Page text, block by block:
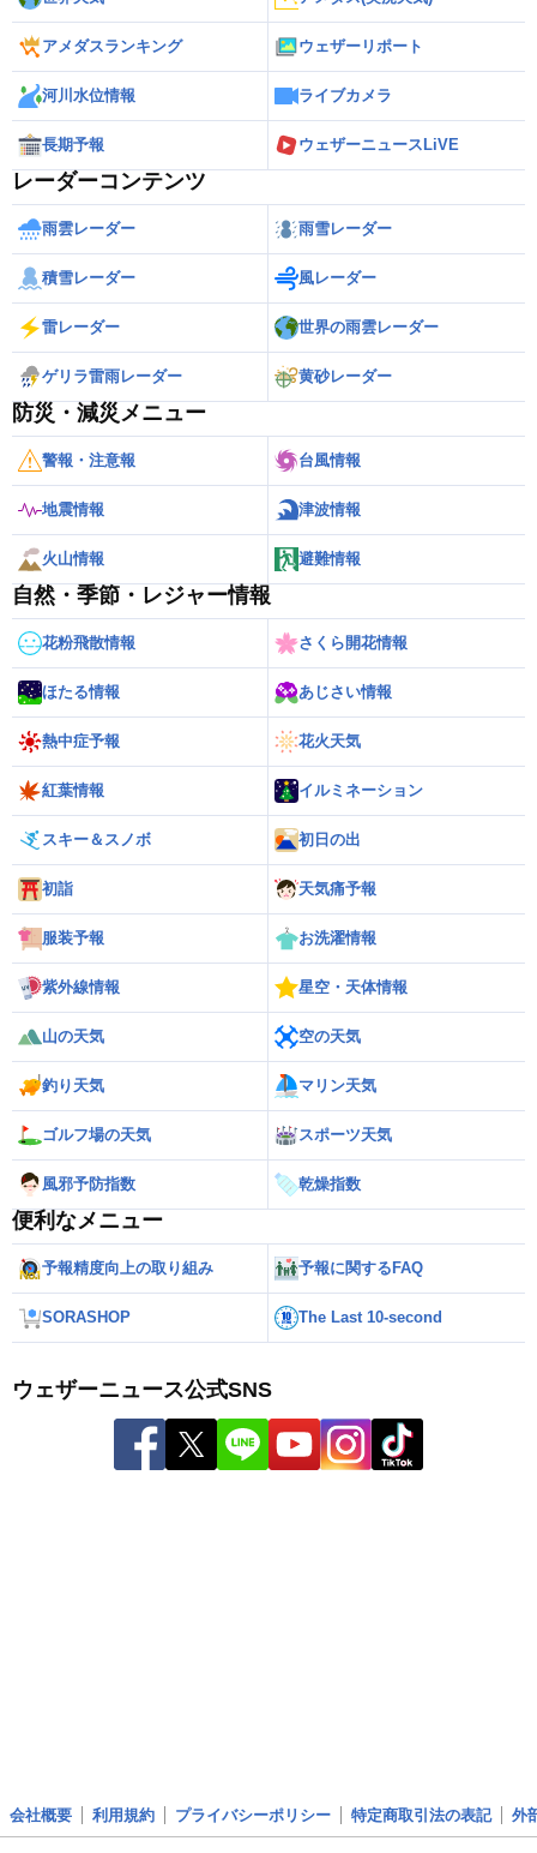
アメダスランキング ウェザーリポート
河川水位情報 ライブカメラ
長期予報 ウェザーニュースLiVE
レーダーコンテンツ
雨雲レーダー 雨雪レーダー
積雪レーダー 風レーダー
雷レーダー 世界の雨雲レーダー
ゲリラ雷雨レーダー 黄砂レーダー
防災・減災メニュー
警報・注意報 台風情報
地震情報 津波情報
火山情報 避難情報
自然・季節・レジャー情報
花粉飛散情報 さくら開花情報
ほたる情報 あじさい情報
熱中症予報 花火天気
紅葉情報 イルミネーション
スキー＆スノボ 初日の出
初詣 天気痛予報
服装予報 お洗濯情報
紫外線情報 星空・天体情報
山の天気 空の天気
釣り天気 マリン天気
ゴルフ場の天気 スポーツ天気
風邪予防指数 乾燥指数
便利なメニュー
予報精度向上の取り組み 予報に関するFAQ
SORASHOP The Last 10-second
ウェザーニュース公式SNS
会社概要 利用規約 プライバシーポリシー 特定商取引法の表記 外